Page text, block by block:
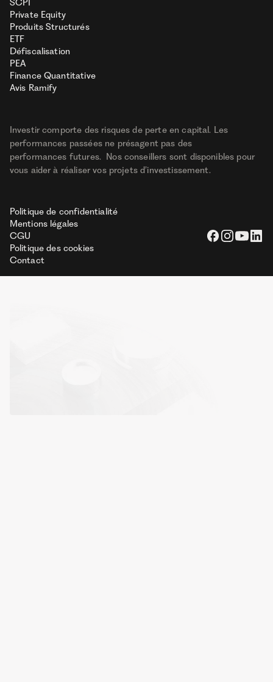
SCPI
Private Equity
Produits Structurés
ETF
Défiscalisation
PEA
Finance Quantitative
Avis Ramify
Investir comporte des risques de perte en capital. Les
performances passées ne présagent pas des
performances futures. Nos conseillers sont disponibles pour
vous aider à réaliser vos projets d’investissement.
Politique de confidentialité
Mentions légales
CGU
Politique des cookies
Contact